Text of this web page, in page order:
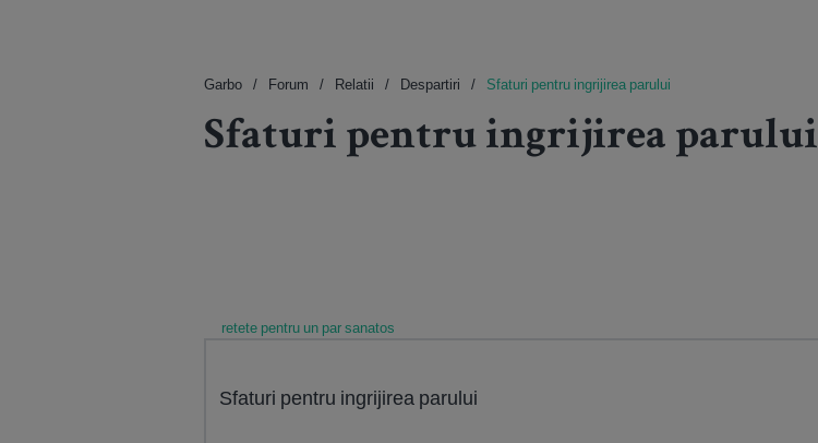
Garbo Forum Relatii Despartiri Sfaturi pentru ingrijirea parului
Sfaturi pentru ingrijirea parului
retete pentru un par sanatos
Sfaturi pentru ingrijirea parului